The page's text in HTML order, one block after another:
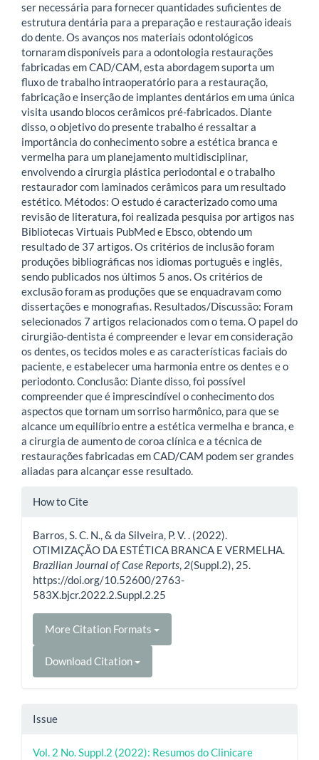
ser necessária para fornecer quantidades suficientes de
estrutura dentária para a preparação e restauração ideais
do dente. Os avanços nos materiais odontológicos
tornaram disponíveis para a odontologia restaurações
fabricadas em CAD/CAM, esta abordagem suporta um
fluxo de trabalho intraoperatório para a restauração,
fabricação e inserção de implantes dentários em uma única
visita usando blocos cerâmicos pré-fabricados. Diante
disso, o objetivo do presente trabalho é ressaltar a
importância do conhecimento sobre a estética branca e
vermelha para um planejamento multidisciplinar,
envolvendo a cirurgia plástica periodontal e o trabalho
restaurador com laminados cerâmicos para um resultado
estético. Métodos: O estudo é caracterizado como uma
revisão de literatura, foi realizada pesquisa por artigos nas
Bibliotecas Virtuais PubMed e Ebsco, obtendo um
resultado de 37 artigos. Os critérios de inclusão foram
produções bibliográficas nos idiomas português e inglês,
sendo publicados nos últimos 5 anos. Os critérios de
exclusão foram as produções que se enquadravam como
dissertações e monografias. Resultados/Discussão: Foram
selecionados 7 artigos relacionados com o tema. O papel do
cirurgião-dentista é compreender e levar em consideração
os dentes, os tecidos moles e as características faciais do
paciente, e estabelecer uma harmonia entre os dentes e o
periodonto. Conclusão: Diante disso, foi possível
compreender que é imprescindível o conhecimento dos
aspectos que tornam um sorriso harmônico, para que se
alcance um equilíbrio entre a estética vermelha e branca, e
a cirurgia de aumento de coroa clínica e a técnica de
restaurações fabricadas em CAD/CAM podem ser grandes
aliadas para alcançar esse resultado.
Article
How to Cite
Barros, S. C. N., & da Silveira, P. V. . (2022).
OTIMIZAÇÃO DA ESTÉTICA BRANCA E VERMELHA.
Brazilian Journal of Case Reports, 2(Suppl.2), 25.
https://doi.org/10.52600/2763-
583X.bjcr.2022.2.Suppl.2.25
More Citation Formats
Download Citation
Issue
Vol. 2 No. Suppl.2 (2022): Resumos do Clinicare